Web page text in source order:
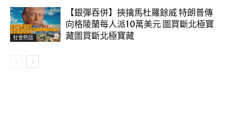
社會熱話
【銀彈吞併】挾擒馬杜羅餘威 特朗普傳
向格陵蘭每人派10萬美元 圖買斷北極寶
藏圖買斷北極寶藏